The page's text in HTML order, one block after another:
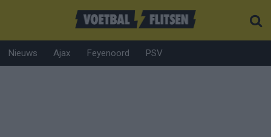
Nieuws Ajax Feyenoord PSV